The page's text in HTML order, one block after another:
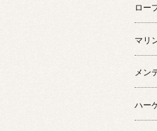
ロー
マリ
メン
ハー